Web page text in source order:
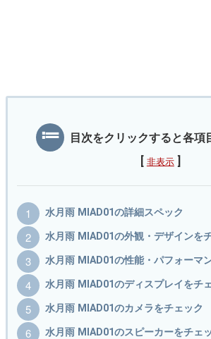
目次をクリックすると各項
非表示
水月雨 MIAD01の詳細スペック
水月雨 MIAD01の外観・デザインを
水月雨 MIAD01の性能・パフォーマ
水月雨 MIAD01のディスプレイをチ
水月雨 MIAD01のカメラをチェック
水月雨 MIAD01のスピーカーをチェ